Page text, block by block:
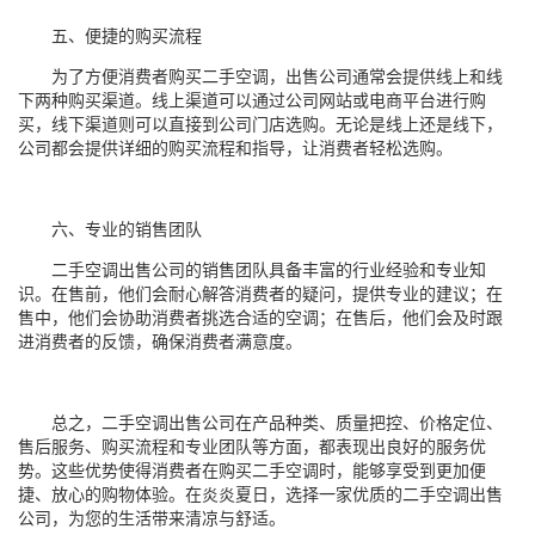
五、便捷的购买流程
为了方便消费者购买二手空调，出售公司通常会提供线上和线
下两种购买渠道。线上渠道可以通过公司网站或电商平台进行购
买，线下渠道则可以直接到公司门店选购。无论是线上还是线下，
公司都会提供详细的购买流程和指导，让消费者轻松选购。
六、专业的销售团队
二手空调出售公司的销售团队具备丰富的行业经验和专业知
识。在售前，他们会耐心解答消费者的疑问，提供专业的建议；在
售中，他们会协助消费者挑选合适的空调；在售后，他们会及时跟
进消费者的反馈，确保消费者满意度。
总之，二手空调出售公司在产品种类、质量把控、价格定位、
售后服务、购买流程和专业团队等方面，都表现出良好的服务优
势。这些优势使得消费者在购买二手空调时，能够享受到更加便
捷、放心的购物体验。在炎炎夏日，选择一家优质的二手空调出售
公司，为您的生活带来清凉与舒适。